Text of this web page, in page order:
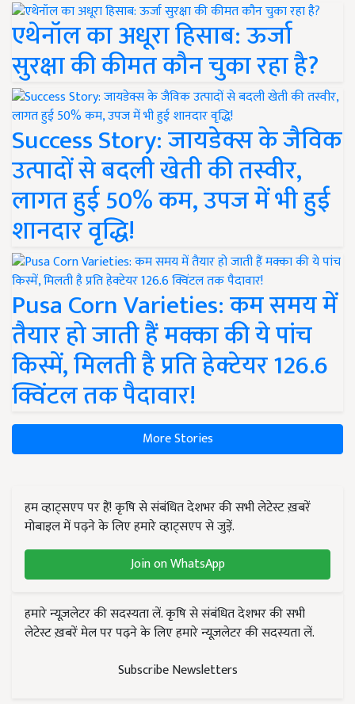
एथेनॉल का अधूरा हिसाब: ऊर्जा
सुरक्षा की कीमत कौन चुका रहा है?
Success Story: जायडेक्स के जैविक
उत्पादों से बदली खेती की तस्वीर,
लागत हुई 50% कम, उपज में भी हुई
शानदार वृद्धि!
Pusa Corn Varieties: कम समय में
तैयार हो जाती हैं मक्का की ये पांच
किस्में, मिलती है प्रति हेक्टेयर 126.6
क्विंटल तक पैदावार!
More Stories
हम व्हाट्सएप पर हैं! कृषि से संबंधित देशभर की सभी लेटेस्ट ख़बरें
मोबाइल में पढ़ने के लिए हमारे व्हाट्सएप से जुड़ें.
Join on WhatsApp
हमारे न्यूज़लेटर की सदस्यता लें. कृषि से संबंधित देशभर की सभी
लेटेस्ट ख़बरें मेल पर पढ़ने के लिए हमारे न्यूज़लेटर की सदस्यता लें.
Subscribe Newsletters